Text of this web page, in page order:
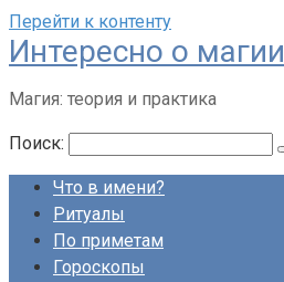
Перейти к контенту
Интересно о магии
Магия: теория и практика
Поиск:
Что в имени?
Ритуалы
По приметам
Гороскопы